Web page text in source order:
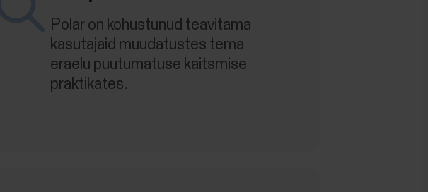
Polar on kohustunud teavitama
kasutajaid muudatustes tema
eraelu puutumatuse kaitsmise
praktikates.